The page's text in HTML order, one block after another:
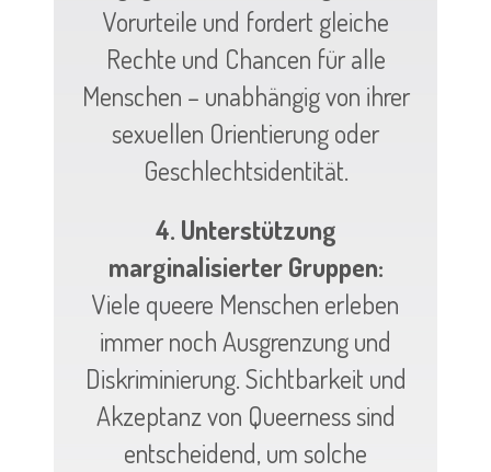
Vorurteile und fordert gleiche
Rechte und Chancen für alle
Menschen – unabhängig von ihrer
sexuellen Orientierung oder
Geschlechtsidentität.
4. Unterstützung
marginalisierter Gruppen:
Viele queere Menschen erleben
immer noch Ausgrenzung und
Diskriminierung. Sichtbarkeit und
Akzeptanz von Queerness sind
entscheidend, um solche